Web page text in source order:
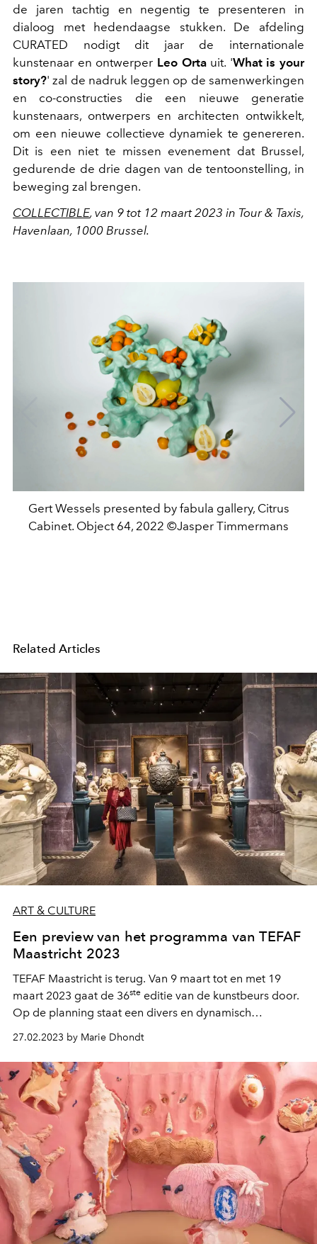
de jaren tachtig en negentig te presenteren in
dialoog met hedendaagse stukken. De afdeling
CURATED nodigt dit jaar de internationale
kunstenaar en ontwerper Leo Ortauit. 'What is your
story?' zal de nadruk leggen op de samenwerkingen
en co-constructies die een nieuwe generatie
kunstenaars, ontwerpers en architecten ontwikkelt,
om een nieuwe collectieve dynamiek te genereren.
Dit is een niet te missen evenement dat Brussel,
gedurende de drie dagen van de tentoonstelling, in
beweging zal brengen.
COLLECTIBLE, van 9 tot 12 maart 2023 in Tour & Taxis,
Havenlaan, 1000 Brussel.
Gert Wessels presented by fabula gallery, Citrus
Cabinet. Object 64, 2022 ©Jasper Timmermans
Related Articles
ART & CULTURE
Een preview van het programma van TEFAF
Maastricht 2023
TEFAF Maastricht is terug. Van 9 maart tot en met 19
maart 2023 gaat de 36ste editie van de kunstbeurs door.
Op de planning staat een divers en dynamisch
programma gevuld met evenementen en
panelgesprekken. L’OFFICIEL geeft je een preview van
het programma!
27.02.2023 by Marie Dhondt